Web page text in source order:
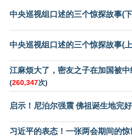
中央巡视组口述的三个惊探故事(
中央巡视组口述的三个惊探故事(
江麻烦大了，密友之子在加国被中
(260,347次)
启示！尼泊尔强震 佛祖诞生地完好
习近平的表态！一张两会期间的惊